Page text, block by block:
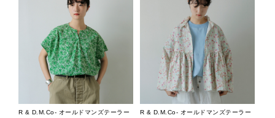
R & D.M.Co- オールドマンズテーラー
R & D.M.Co- オールドマンズテーラー